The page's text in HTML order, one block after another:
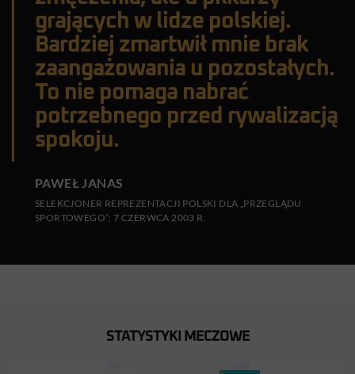
grających w lidze polskiej.
Bardziej zmartwił mnie brak
zaangażowania u pozostałych.
To nie pomaga nabrać
potrzebnego przed rywalizacją
spokoju.
PAWEŁ JANAS
SELEKCJONER REPREZENTACJI POLSKI DLA „PRZEGLĄDU
SPORTOWEGO”; 7 CZERWCA 2003 R.
STATYSTYKI MECZOWE